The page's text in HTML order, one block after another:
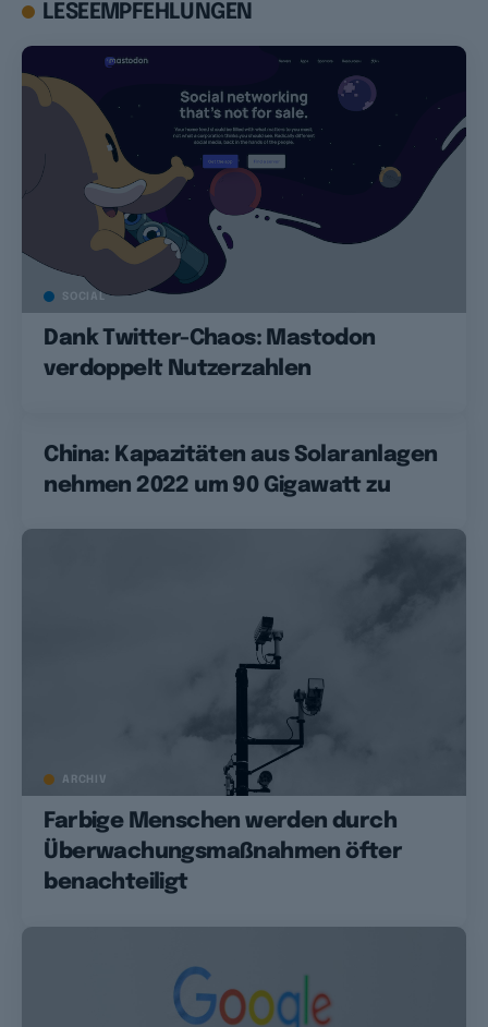
LESEEMPFEHLUNGEN
SOCIAL
Dank Twitter-Chaos: Mastodon
verdoppelt Nutzerzahlen
China: Kapazitäten aus Solaranlagen
nehmen 2022 um 90 Gigawatt zu
ARCHIV
Farbige Menschen werden durch
Überwachungsmaßnahmen öfter
benachteiligt